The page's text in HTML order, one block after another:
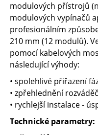
modulových přístrojů
modulových vypínačů
profesionálním
210 mm (12 modulů).
pomocí kabelových
následující výhody:
• spolehlivé přiřazení
• zpřehlednění
• rychlejší instalace -
Technické parametry: